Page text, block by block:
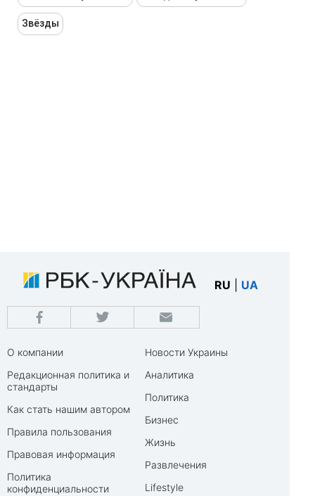
Звёзды
RU UA
О компании
Редакционная политика и
стандарты
Как стать нашим автором
Правила пользования
Правовая информация
Политика
конфиденциальности
Новости Украины
Аналитика
Политика
Бизнес
Жизнь
Развлечения
Lifestyle